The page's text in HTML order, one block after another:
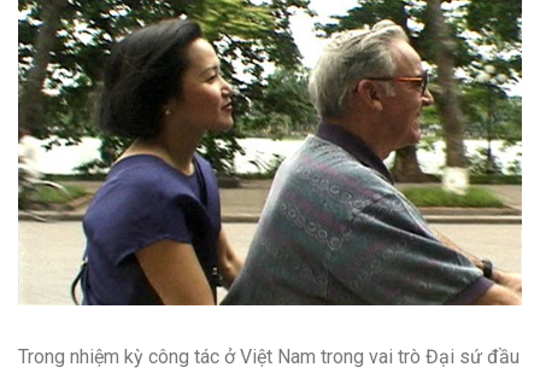
Trong nhiệm kỳ công tác ở Việt Nam trong vai trò Đại sứ đầu